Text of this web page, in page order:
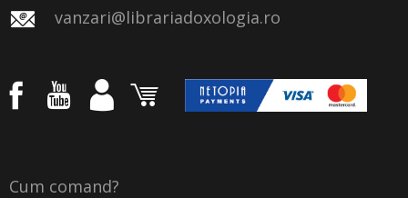
vanzari@librariadoxologia.ro
Cum comand?